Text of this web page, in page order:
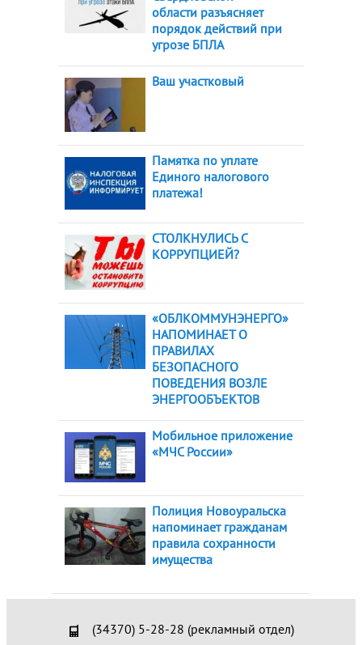
области разъясняет
порядок действий при
угрозе БПЛА
Ваш участковый
Памятка по уплате
Единого налогового
платежа!
СТОЛКНУЛИСЬ С
КОРРУПЦИЕЙ?
«ОБЛКОММУНЭНЕРГО»
НАПОМИНАЕТ О
ПРАВИЛАХ
БЕЗОПАСНОГО
ПОВЕДЕНИЯ ВОЗЛЕ
ЭНЕРГООБЪЕКТОВ
Мобильное приложение
«МЧС России»
Полиция Новоуральска
напоминает гражданам
правила сохранности
имущества
(34370) 5-28-28 (рекламный отдел)